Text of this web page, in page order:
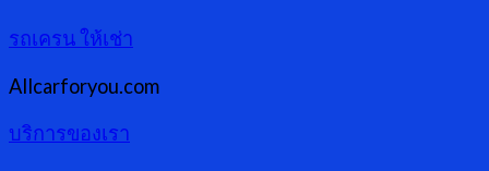
รถเครน ให้เช่า
Allcarforyou.com
บริการของเรา